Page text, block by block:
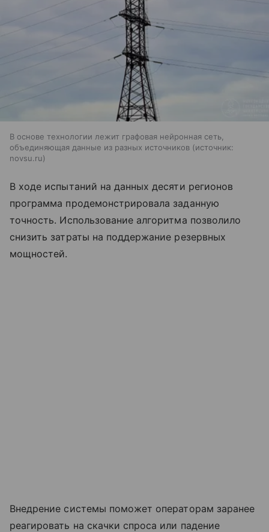
В основе технологии лежит графовая нейронная сеть,
объединяющая данные из разных источников
источник:
novsu.ru
В ходе испытаний на данных десяти регионов
программа продемонстрировала заданную
точность. Использование алгоритма позволило
снизить затраты на поддержание резервных
мощностей.
Внедрение системы поможет операторам заранее
реагировать на скачки спроса или падение